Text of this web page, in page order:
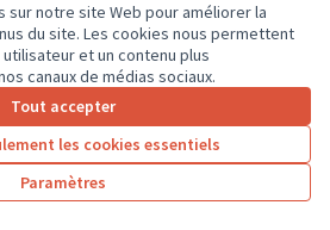
sur notre site Web pour améliorer la
du site. Les cookies nous permettent
et un contenu plus
canaux de médias sociaux.
Tout accepter
les cookies essentiels
Paramètres
ombragés et
dans la cour
Soumis